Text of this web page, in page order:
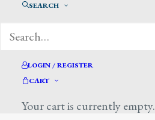
SEARCH
LOGIN / REGISTER
CART
Your cart is currently empty.
Istituto Matteucci